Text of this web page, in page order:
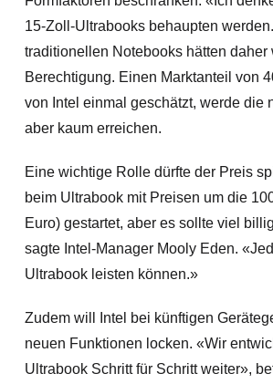
15-Zoll-Ultrabooks behaupten werden
traditionellen Notebooks hätten daher
Berechtigung. Einen Marktanteil von
von Intel einmal geschätzt, werde die
aber kaum erreichen.
Eine wichtige Rolle dürfte der Preis
beim Ultrabook mit Preisen um die
Euro) gestartet, aber es sollte viel
sagte Intel-Manager Mooly Eden.
Ultrabook leisten können.»
Zudem will Intel bei künftigen
neuen Funktionen locken. «Wir
Ultrabook Schritt für Schritt weiter»,